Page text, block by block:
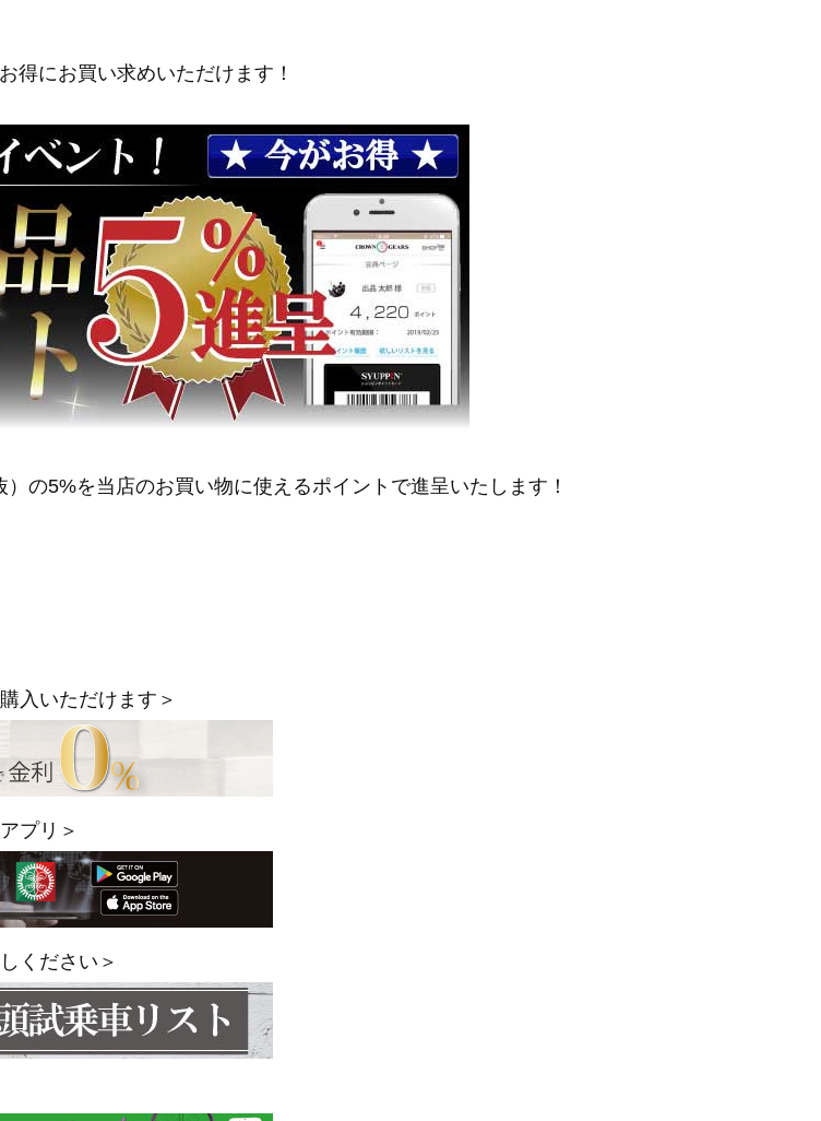
得にお買い求めいただけます！
の5%を当店のお買い物に使えるポイントで進呈いたします！
入いただけます＞
プリ＞
ください＞